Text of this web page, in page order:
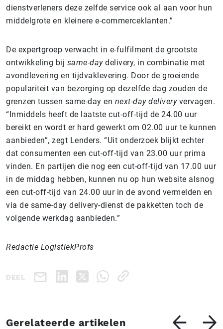
dienstverleners deze zelfde service ook al aan voor hun
middelgrote en kleinere e-commerceklanten.”
De expertgroep verwacht in e-fulfilment de grootste
ontwikkeling bij same-daydelivery, in combinatie met
avondlevering en tijdvaklevering. Door de groeiende
populariteit van bezorging op dezelfde dag zouden de
grenzen tussen same-day en next-day deliveryvervagen.
“Inmiddels heeft de laatste cut-off-tijd de 24.00 uur
bereikt en wordt er hard gewerkt om 02.00 uur te kunnen
aanbieden”, zegt Lenders. “Uit onderzoek blijkt echter
dat consumenten een cut-off-tijd van 23.00 uur prima
vinden. En partijen die nog een cut-off-tijd van 17.00 uur
in de middag hebben, kunnen nu op hun website alsnog
een cut-off-tijd van 24.00 uur in de avond vermelden en
via de same-day delivery-dienst de pakketten toch de
volgende werkdag aanbieden.”
Redactie LogistiekProfs
DEEL
Gerelateerde artikelen